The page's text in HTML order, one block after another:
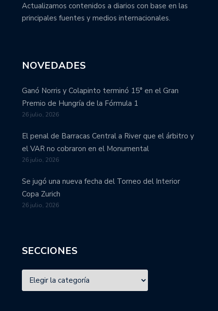
Actualizamos contenidos a diarios con base en las
principales fuentes y medios internacionales.
NOVEDADES
Ganó Norris y Colapinto terminó 15° en el Gran
Premio de Hungría de la Fórmula 1
26 julio, 2026
El penal de Barracas Central a River que el árbitro y
el VAR no cobraron en el Monumental
26 julio, 2026
Se jugó una nueva fecha del Torneo del Interior
Copa Zurich
26 julio, 2026
SECCIONES